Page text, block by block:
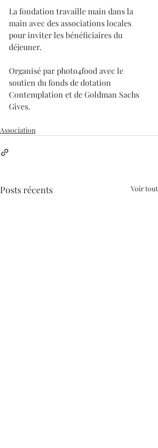
La fondation travaille main dans la
main avec des associations locales
pour inviter les bénéficiaires du
déjeuner.
Organisé par photo4food avec le
soutien du fonds de dotation
Contemplation et de Goldman Sachs
Gives.
Association
Posts récents Voir tout